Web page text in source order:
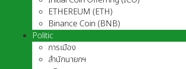
ETHEREUM (ETH)
Binance Coin (BNB)
Politic
การเมือง
สำนักนายกฯ